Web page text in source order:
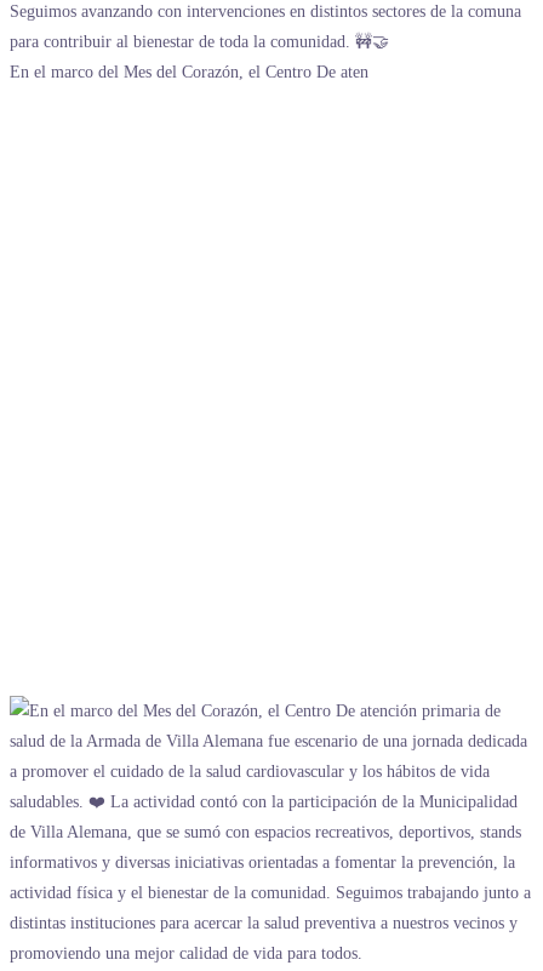
En el marco del Mes del Corazón, el Centro De aten